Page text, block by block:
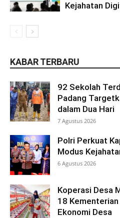
Kejahatan
KABAR TERBARU
92 Sekolah
Padang
dalam Dua Hari
7 Agustus 2026
Polri Perkuat
Modus
6 Agustus 2026
Koperasi Desa
18
Ekonomi Desa